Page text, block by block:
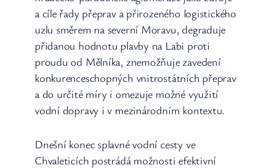
a cíle řady přeprav a přirozeného logistického
uzlu směrem na severní Moravu, degraduje
přidanou hodnotu plavby na Labi proti
proudu od Mělníka, znemožňuje zavedení
konkurenceschopných vnitrostátních přeprav
a do určité míry i omezuje možné využití
vodní dopravy i v mezinárodním kontextu.
Dnešní konec splavné vodní cesty ve
Chvaleticích postrádá možnosti efektivní